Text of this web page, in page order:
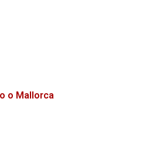
o Mallorca